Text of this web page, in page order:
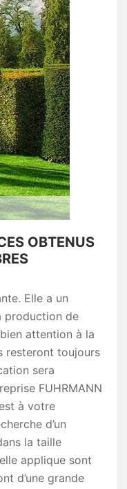
OBTENUS
Elle a un
production de
attention à la
resteront toujours
sera
FUHRMANN
à votre
d’un
la taille
applique sont
d’une grande